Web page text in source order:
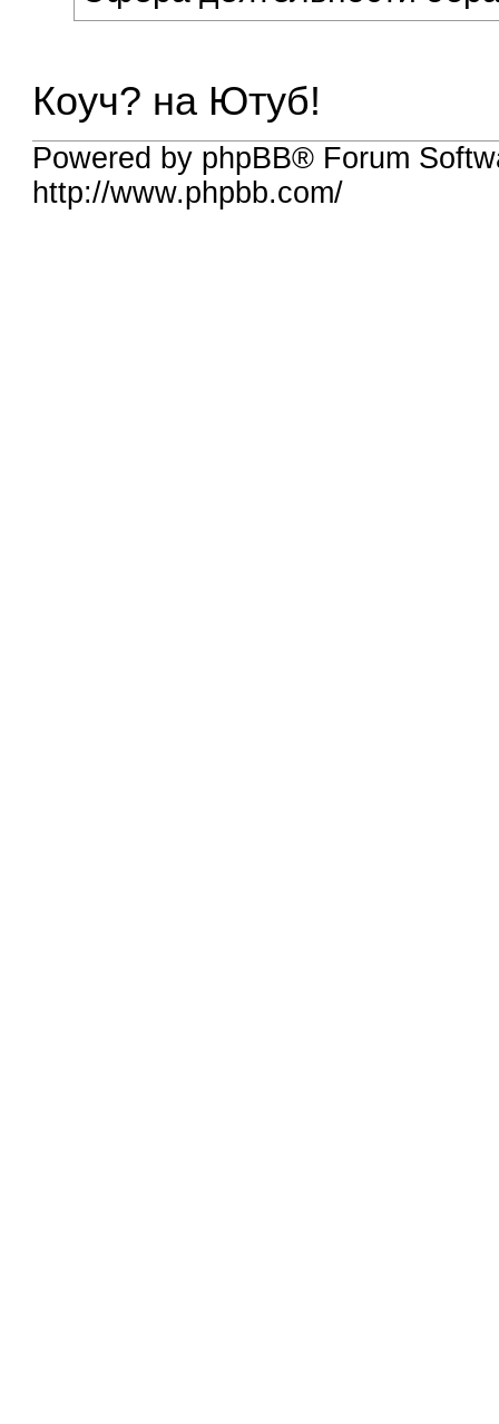
Коуч? на Ютуб!
Powered by phpBB® Forum
http://www.phpbb.com/